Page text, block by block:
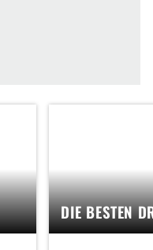
DIE BESTEN